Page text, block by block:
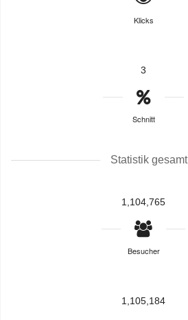
Klicks
3
Schnitt
Statistik gesamt
1,104,765
Besucher
1,105,184